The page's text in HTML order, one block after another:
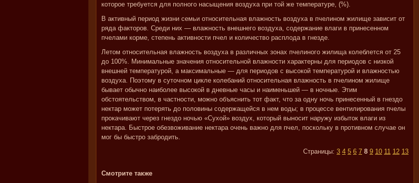
которое требуется для полного насыщения воздуха при той же температуре, (%).
В активный период жизни семьи относительная влажность воздуха в пчелином жилище зависит от
ряда факторов. Среди них — влажность внешнего воздуха, содержание влаги в принесенном
пчелами корме, степень активности пчел и количество расплода в гнезде.
Летом относительная влажность воздуха в различных зонах пчелиного жилища колеблется от 25
до 100%. Минимальные значения относительной влажности характерны для периодов с низкой
внешней температурой, а максимальные — для периодов с высокой температурой и влажностью
воздуха. Поэтому в суточном цикле колебаний относительная влажность в пчелином жилище
бывает обычно наиболее высокой в дневные часы и наименьшей — в ночные. Этим
обстоятельством, в частности, можно объяснить тот факт, что за одну ночь принесенный в гнездо
нектар может потерять до половины содержащейся в нем воды; в процессе вентилирования пчелы
прокачивают через гнездо ночью «Сухой» воздух, который выносит наружу избыток влаги из
нектара. Быстрое обезвоживание нектара очень важно для пчел, поскольку в противном случае он
мог бы быстро забродить.
Страницы: 3 4 5 6 7 8 9 10 11 12 13
Смотрите также